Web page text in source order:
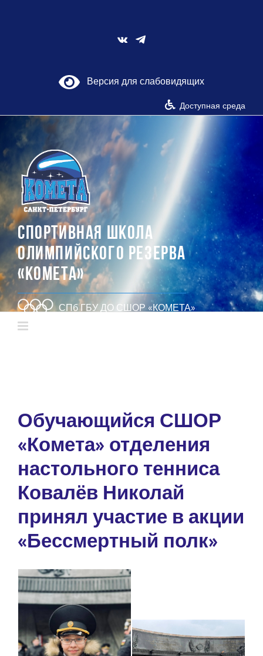
Vk
Версия для слабовидящих
Доступная среда
СПОРТИВНАЯ ШКОЛА
ОЛИМПИЙСКОГО РЕЗЕРВА
«КОМЕТА»
СПб ГБУ ДО СШОР «КОМЕТА»
Обучающийся СШОР
«Комета» отделения
настольного тенниса
Ковалёв Николай
принял участие в акции
«Бессмертный полк»